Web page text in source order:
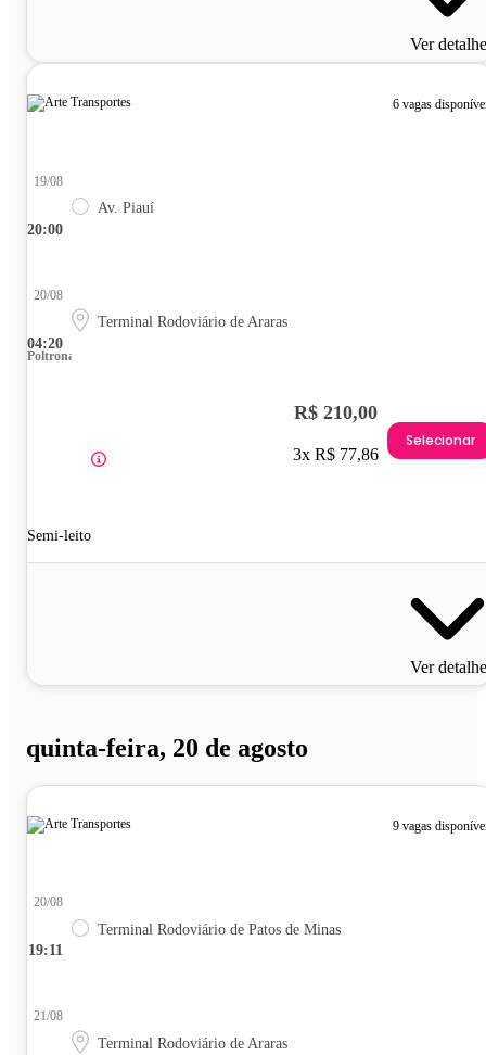
Ver
6 vagas
20:00
19/08
Av. Piauí
04:20
20/08
Terminal Rodoviário de Araras
Poltrona
Semi-leito
R$ 210,00
3x R$ 77,86
Selecionar
Ver
quinta-feira, 20 de agosto
9 vagas
19:11
20/08
Terminal Rodoviário de Patos de Minas
21/08
Terminal Rodoviário de Araras